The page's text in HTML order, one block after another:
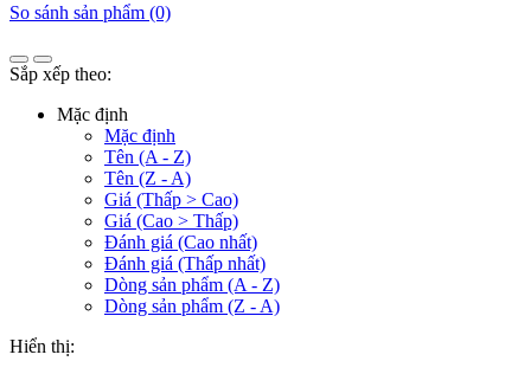
So sánh sản phẩm (0)
Sắp xếp theo:
Mặc định
Mặc định
Tên (A - Z)
Tên (Z - A)
Giá (Thấp > Cao)
Giá (Cao > Thấp)
Đánh giá (Cao nhất)
Đánh giá (Thấp nhất)
Dòng sản phẩm (A - Z)
Dòng sản phẩm (Z - A)
Hiển thị: